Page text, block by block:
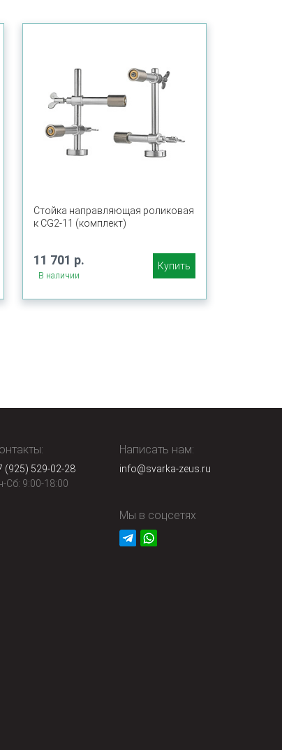
Стойка направляющая роликовая
к CG2-11 (комплект)
11 701 р.
В наличии
Купить
(925) 529-02-28
Сб: 9:00-18:00
Написать нам:
info@svarka-zeus.ru
Мы в соцсетях